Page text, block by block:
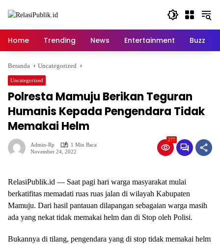
Home Trending News Entertainment Buzz
Beranda Uncategorized
Uncategorized
Polresta Mamuju Berikan Teguran
Humanis Kepada Pengendara Tidak
Memakai Helm
Admin-Rp
1 Min Baca
November 24, 2022
277
RelasiPublik.id — Saat pagi hari warga masyarakat mulai
berkatifitas memadati ruas ruas jalan di wilayah Kabupaten
Mamuju. Dari hasil pantauan dilapangan sebagaian warga masih
ada yang nekat tidak memakai helm dan di Stop oleh Polisi.
Bukannya di tilang, pengendara yang di stop tidak memakai helm